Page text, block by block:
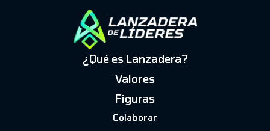
¿Qué es Lanzadera?
Valores
Figuras
Colaborar